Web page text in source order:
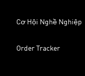
Cơ Hội Nghề Nghiệp
Order Tracker